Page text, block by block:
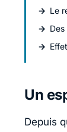
Le
Un
Depuis